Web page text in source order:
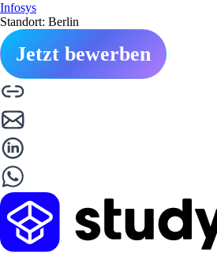
Infosys
Standort: Berlin
Jetzt bewerben